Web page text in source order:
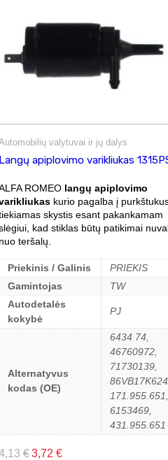
valytuvai ir jų dalys
Langų apiplovimo varikliukas
ROMEO langų apiplovimo
kurio pagalba į
skystis esant pakankamam
kad stiklas būtų patikimai
nuo teršalų.
Priekinis / Galinis
PRIEKIS
Gamintojas
TW
Autodetalės
kokybė
PJ
Alternatyvus
kodas (OE)
6434 74,
46760972,
71730139,
171.955.651,
6153469,
431.955.651
€ 3,72 €